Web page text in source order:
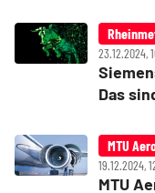
23.12.2024,
Das
MTU
19.12.2024,
MTU